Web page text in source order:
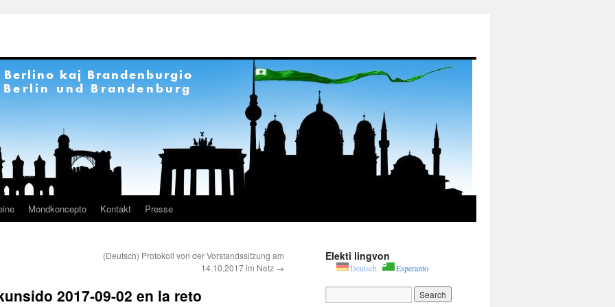
Mondkoncepto Kontakt Presse
(Deutsch) Protokoll von der Vorstandssitzung am
14.10.2017 im Netz →
2017-09-02 en la reto
Elekti lingvon
Deutsch Esperanto